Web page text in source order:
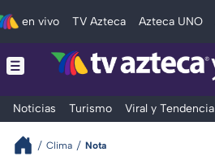
en vivo TV Azteca Azteca UNO
Noticias Turismo Viral y Tendencia
Clima Nota